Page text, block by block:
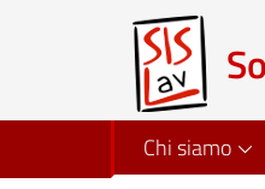
Chi siamo